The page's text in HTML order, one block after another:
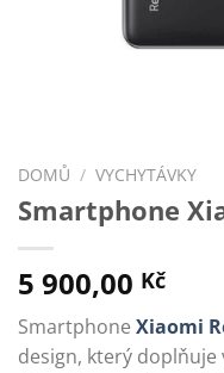
DOMŮ / VYCHYTÁVKY
Smartphone
5 900,00 Kč
Smartphone Xiaomi
design, který doplňuje